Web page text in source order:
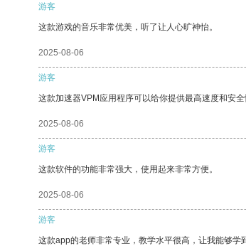
游客
这款游戏的音乐非常优美，听了让人心旷神怡。
2025-08-06
游客
这款加速器VPM应用程序可以给你提供最高速度和安
2025-08-06
游客
这款软件的功能非常强大，使用起来非常方便。
2025-08-06
游客
这款app的老师非常专业，教学水平很高，让我能够学